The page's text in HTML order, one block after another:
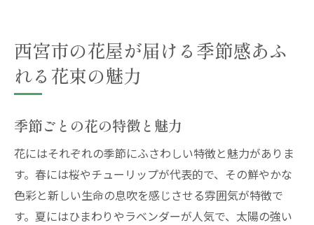
西宮市の花屋が届ける季節感あふ
れる花束の魅力
季節ごとの花の特徴と魅力
花にはそれぞれの季節にふさわしい特徴と魅力がありま
す。春には桜やチューリップが代表的で、その鮮やかな
色彩と新しい生命の息吹を感じさせる雰囲気が特徴で
す。夏にはひまわりやラベンダーが人気で、太陽の強い